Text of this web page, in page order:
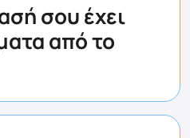
σου έχει
από το